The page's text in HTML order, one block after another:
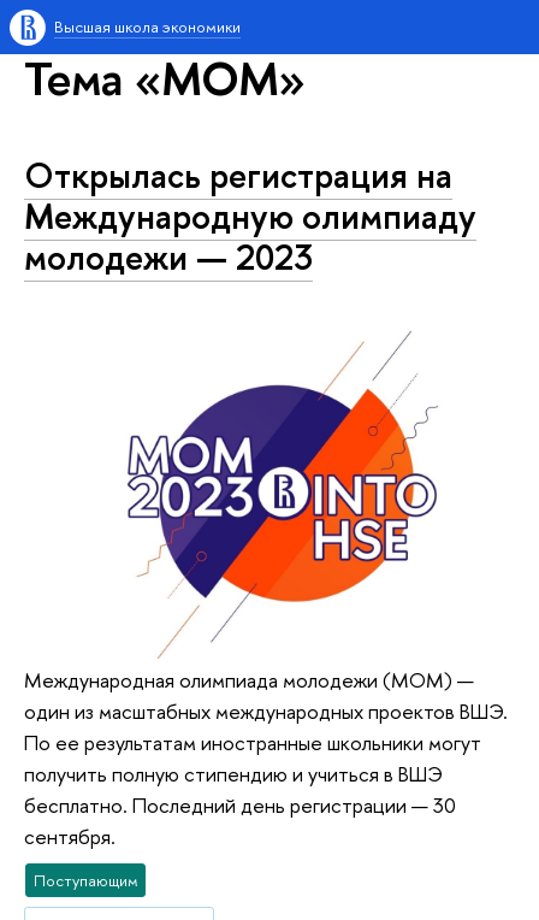
Высшая школа экономики
Тема «МОМ»
Открылась регистрация на
Международную олимпиаду
молодежи — 2023
Международная олимпиада молодежи (МОМ) —
один из масштабных международных проектов ВШЭ.
По ее результатам иностранные школьники могут
получить полную стипендию и учиться в ВШЭ
бесплатно. Последний день регистрации — 30
сентября.
Поступающим